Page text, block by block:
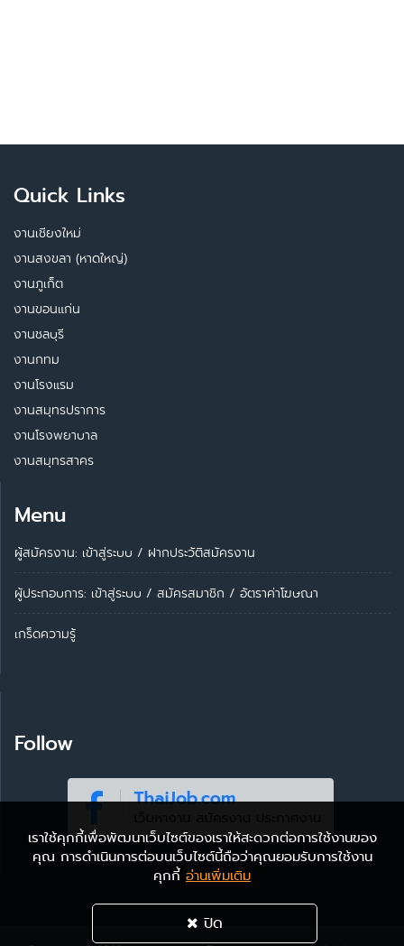
Quick Links
งานเชียงใหม่
งานสงขลา (หาดใหญ่)
งานภูเก็ต
งานขอนแก่น
งานชลบุรี
งานกทม
งานโรงแรม
งานสมุทรปราการ
งานโรงพยาบาล
งานสมุทรสาคร
Menu
ผู้สมัครงาน: เข้าสู่ระบบ / ฝากประวัติสมัครงาน
ผู้ประกอบการ: เข้าสู่ระบบ / สมัครสมาชิก / อัตราค่าโฆษณา
เกร็ดความรู้
Follow
เราใช้คุกกี้เพื่อพัฒนาเว็บไซต์ของเราให้สะดวกต่อการใช้งานของ
คุณ การดำเนินการต่อบนเว็บไซต์นี้ถือว่าคุณยอมรับการใช้งาน
คุกกี้ อ่านเพิ่มเติม
ปิด